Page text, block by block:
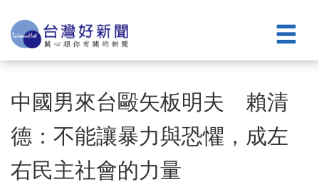
中國男來台毆矢板明夫 賴清
德：不能讓暴力與恐懼，成左
右民主社會的力量